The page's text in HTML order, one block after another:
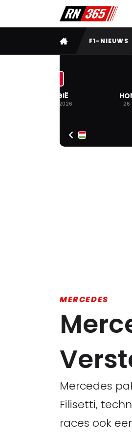
VOLLEDIG MENU
F1-NIEUWS
BELGIË
19 JUL. 2026 26
MERCEDES
Mercedes
Filisetti,
races ook